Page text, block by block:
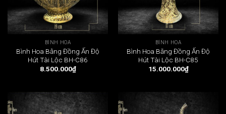
BÌNH HOA
Bình Hoa Bằng Đồng Ấn Độ
Hút Tài Lộc BH-C86
8.500.000₫
BÌNH HOA
Bình Hoa Bằng Đồng Ấn Độ
Hút Tài Lộc BH-C85
15.000.000₫